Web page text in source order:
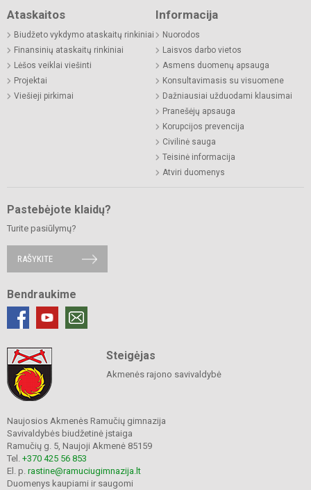
Ataskaitos
Biudžeto vykdymo ataskaitų rinkiniai
Finansinių ataskaitų rinkiniai
Lėšos veiklai viešinti
Projektai
Viešieji pirkimai
Informacija
Nuorodos
Laisvos darbo vietos
Asmens duomenų apsauga
Konsultavimasis su visuomene
Dažniausiai užduodami klausimai
Pranešėjų apsauga
Korupcijos prevencija
Civilinė sauga
Teisinė informacija
Atviri duomenys
Pastebėjote klaidų?
Turite pasiūlymų?
RAŠYKITE
Bendraukime
Steigėjas
Akmenės rajono savivaldybė
Naujosios Akmenės Ramučių gimnazija
Savivaldybės biudžetinė įstaiga
Ramučių g. 5, Naujoji Akmenė 85159
Tel. +370 425 56 853
El. p. rastine@ramuciugimnazija.lt
Duomenys kaupiami ir saugomi